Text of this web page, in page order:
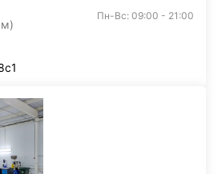
Пн-Вс: 09:00 - 21:00